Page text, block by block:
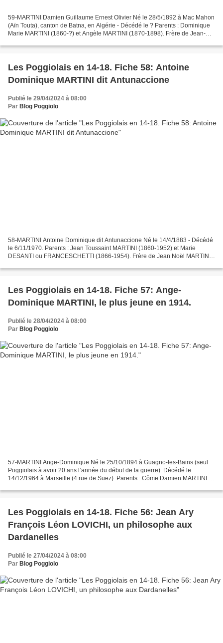
59-MARTINI Damien Guillaume Ernest Olivier Né le 28/5/1892 à Mac Mahon
(Aïn Touta), canton de Batna, en Algérie - Décédé le ? Parents : Dominique
Marie MARTINI (1860-?) et Angèle MARTINI (1870-1898). Frère de Jean-
Les Poggiolais en 14-18. Fiche 58: Antoine
Dominique MARTINI dit Antunaccione
Publié le 29/04/2024 à 08:00
Par Blog Poggiolo
58-MARTINI Antoine Dominique dit Antunaccione Né le 14/4/1883 - Décédé
le 6/11/1970. Parents : Jean Toussaint MARTINI (1860-1952) et Marie
DESANTI ou FRANCESCHETTI (1866-1954). Frère de Jean Noël MARTINI
Les Poggiolais en 14-18. Fiche 57: Ange-
Dominique MARTINI, le plus jeune en 1914.
Publié le 28/04/2024 à 08:00
Par Blog Poggiolo
57-MARTINI Ange-Dominique Né le 25/10/1894 à Guagno-les-Bains (seul
Poggiolais à avoir 20 ans l’année du début de la guerre). Décédé le
14/12/1964 à Marseille (4 rue de Suez). Parents : Côme Damien MARTINI et
Les Poggiolais en 14-18. Fiche 56: Jean Ary
François Léon LOVICHI, un philosophe aux
Dardanelles
Publié le 27/04/2024 à 08:00
Par Blog Poggiolo